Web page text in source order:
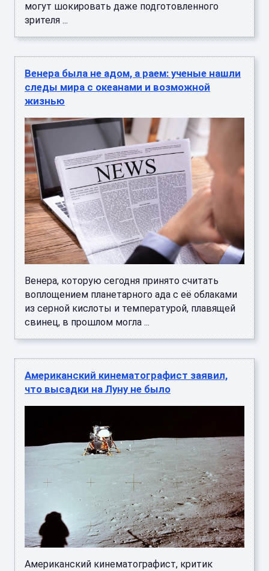
могут шокировать даже подготовленного
зрителя ...
Венера была не адом, а раем: ученые нашли
следы мира с океанами и возможной
жизнью
Венера, которую сегодня принято считать
воплощением планетарного ада с её облаками
из серной кислоты и температурой, плавящей
свинец, в прошлом могла ...
Американский кинематографист заявил,
что высадки на Луну не было
Американский кинематографист, критик